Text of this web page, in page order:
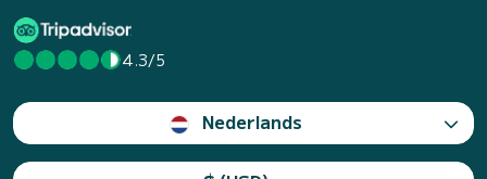
4.3/5
Nederlands